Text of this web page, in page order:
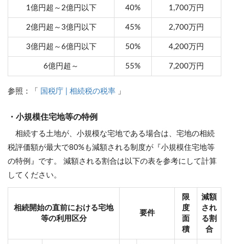
1億円超～2億円以下 40% 1,700万円
2億円超～3億円以下 45% 2,700万円
3億円超～6億円以下 50% 4,200万円
6億円超～ 55% 7,200万円
参照：「 国税庁 | 相続税の税率 」
・小規模住宅地等の特例
相続する土地が、小規模な宅地である場合は、宅地の相続
税評価額が最大で80%も減額される制度が『小規模住宅地等
の特例』です。 減額される割合は以下の表を参考にして計算
してください。
相続開始の直前における宅地
等の利用区分
要件
限
度
面
積
減額
され
る割
合